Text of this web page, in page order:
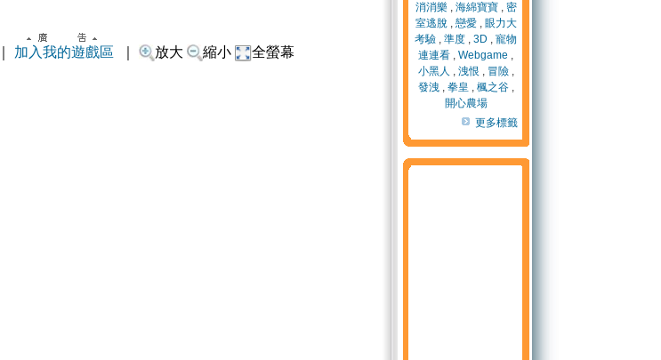
加入我的遊戲區 放大 縮小 全螢幕
消消樂, 海綿寶寶, 密
室逃脫, 戀愛, 眼力大
考驗 , 準度 , 3D , 寵物
連連看 , Webgame ,
小黑人 , 洩恨 , 冒險,
發洩, 拳皇 , 楓之谷,
開心農場
更多標籤